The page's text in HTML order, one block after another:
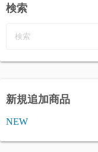
検索
新規追加商品
NEW